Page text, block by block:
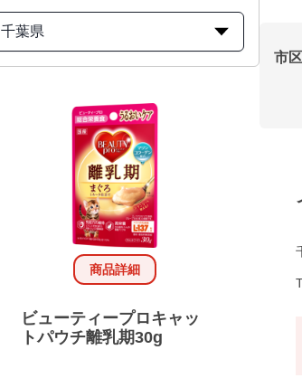
千葉県
商品詳細
ビューティープロキャッ
トパウチ離乳期30g
市